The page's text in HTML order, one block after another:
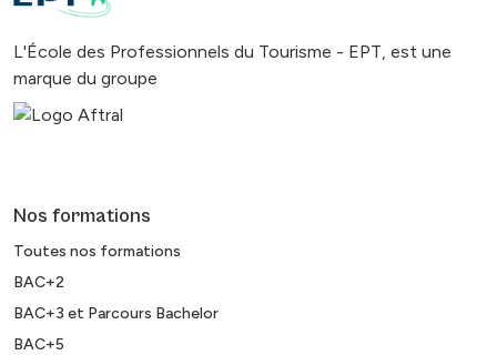
L'École des Professionnels du Tourisme - EPT, est une
marque du groupe
Nos formations
Toutes nos formations
BAC+2
BAC+3 et Parcours Bachelor
BAC+5